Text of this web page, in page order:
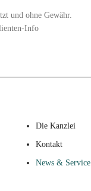
und ohne Gewähr.
Info
Die Kanzlei
Kontakt
News & Service